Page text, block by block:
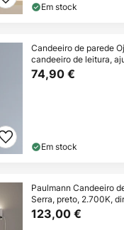
Em stock
Candeeiro de parede
candeeiro de leitura,
74,90 €
Em stock
Paulmann Candeeiro
Serra, preto, 2.700K,
123,00 €